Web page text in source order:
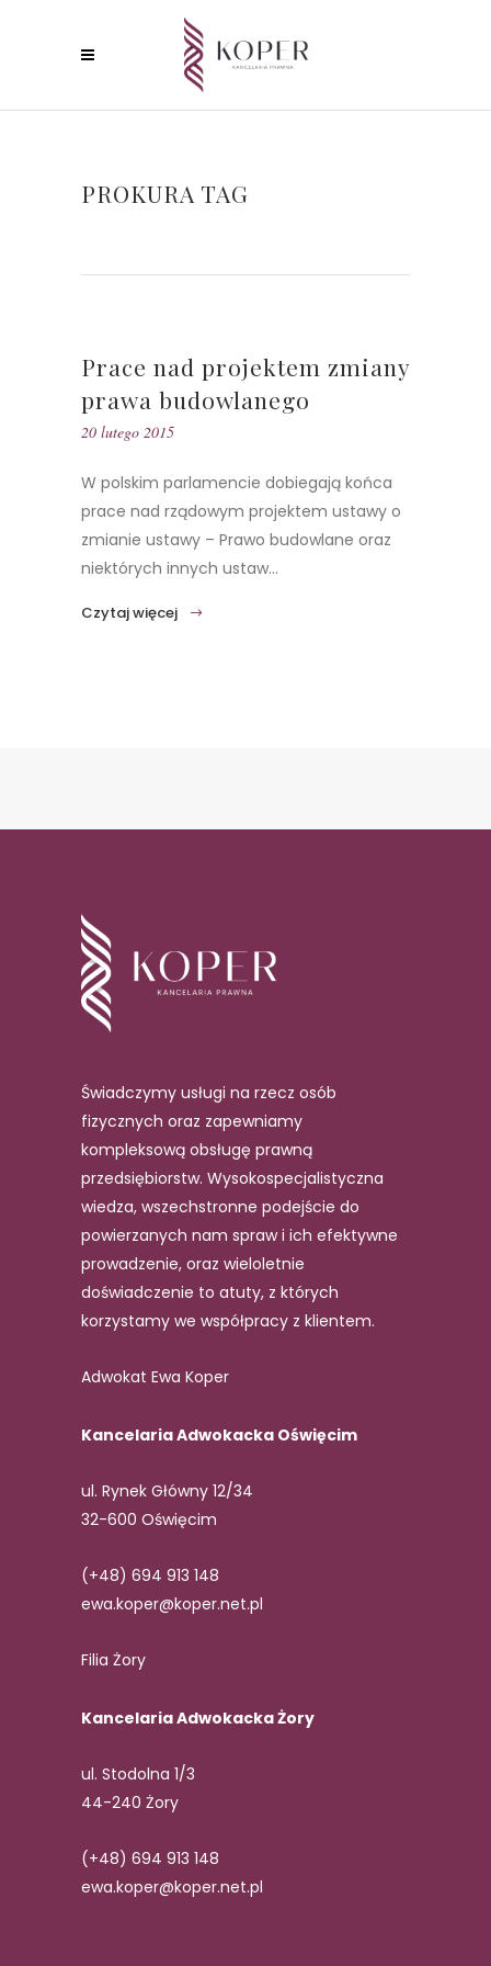
PROKURA TAG
Prace nad projektem zmiany
prawa budowlanego
20 lutego 2015
W polskim parlamencie dobiegają końca
prace nad rządowym projektem ustawy o
zmianie ustawy – Prawo budowlane oraz
niektórych innych ustaw...
Czytaj więcej
Świadczymy usługi na rzecz osób
fizycznych oraz zapewniamy
kompleksową obsługę prawną
przedsiębiorstw. Wysokospecjalistyczna
wiedza, wszechstronne podejście do
powierzanych nam spraw i ich efektywne
prowadzenie, oraz wieloletnie
doświadczenie to atuty, z których
korzystamy we współpracy z klientem.
Adwokat Ewa Koper
Kancelaria Adwokacka Oświęcim
ul. Rynek Główny 12/34
32-600 Oświęcim
(+48) 694 913 148
ewa.koper@koper.net.pl
Filia Żory
Kancelaria Adwokacka Żory
ul. Stodolna 1/3
44-240 Żory
(+48) 694 913 148
ewa.koper@koper.net.pl